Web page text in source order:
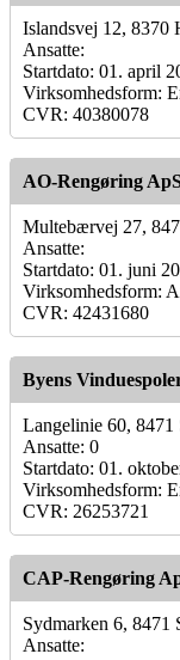
Islandsvej 12, 8370
Ansatte:
Startdato: 01. april
Virksomhedsform:
CVR: 40380078
AO-Rengøring
Multebærvej 27,
Ansatte:
Startdato: 01. juni
Virksomhedsform:
CVR: 42431680
Byens
Langelinie 60, 8471
Ansatte: 0
Startdato: 01.
Virksomhedsform:
CVR: 26253721
CAP-Rengøring
Sydmarken 6, 8471
Ansatte: